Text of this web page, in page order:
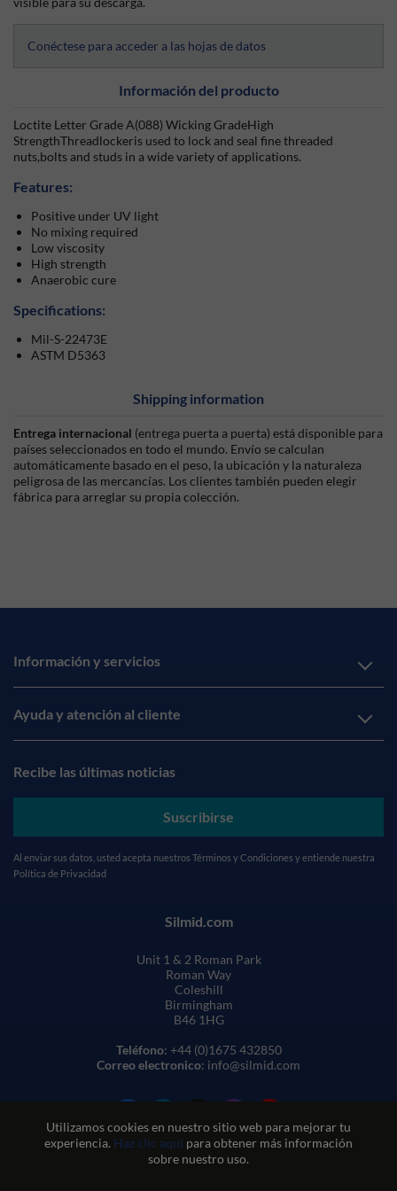
Utilizamos cookies en nuestro sitio web para mejorar tu
experiencia. Haz clic aquí para obtener más información
sobre nuestro uso.
Conéctese para acceder a las hojas de datos
Información del producto
Loctite Letter Grade A(088) Wicking GradeHigh
StrengthThreadlockeris used to lock and seal fine threaded
nuts,bolts and studs in a wide variety of applications.
Features:
Positive under UV light
No mixing required
Low viscosity
High strength
Anaerobic cure
Specifications:
Mil-S-22473E
ASTM D5363
Shipping information
Entrega internacional (entrega puerta a puerta) está disponible para
países seleccionados en todo el mundo. Envío se calculan
automáticamente basado en el peso, la ubicación y la naturaleza
peligrosa de las mercancías. Los clientes también pueden elegir
fábrica para arreglar su propia colección.
Información y servicios
Ayuda y atención al cliente
Recibe las últimas noticias
Suscribirse
Al enviar sus datos, usted acepta nuestros Términos y Condiciones y entiende nuestra
Política de Privacidad
Silmid.com
Unit 1 & 2 Roman Park
Roman Way
Coleshill
Birmingham
B46 1HG
Teléfono: +44 (0)1675 432850
Correo electronico: info@silmid.com